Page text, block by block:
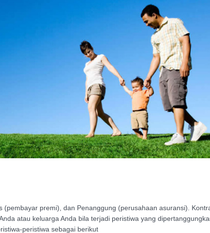
premi), dan Penanggung (perusahaan asuransi).
atau keluarga Anda bila terjadi peristiwa yang
peristiwa sebagai berikut